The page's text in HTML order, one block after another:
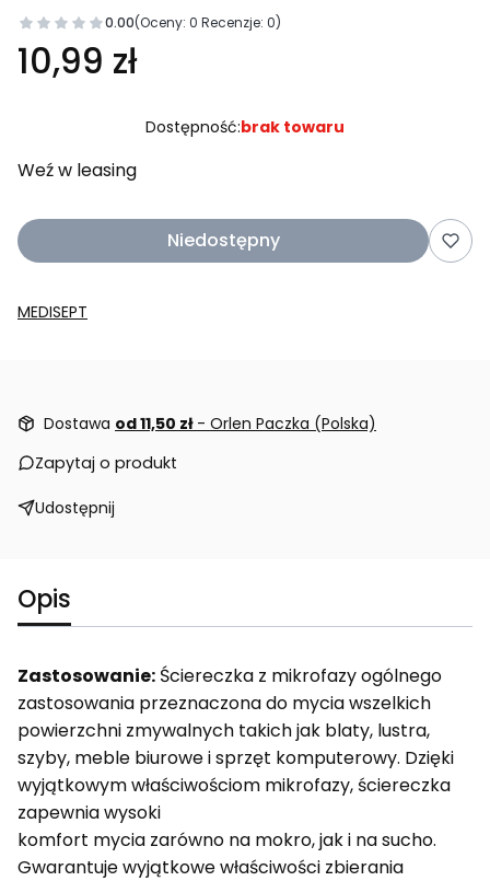
0.00(Oceny: 0 Recenzje: 0)
10,99 zł
Dostępność:brak towaru
Weź w leasing
Niedostępny
MEDISEPT
Dostawa od 11,50 zł - Orlen Paczka (Polska)
Zapytaj o produkt
Udostępnij
Opis
Zastosowanie: Ściereczka z mikrofazy ogólnego
zastosowania przeznaczona do mycia wszelkich
powierzchni zmywalnych takich jak blaty, lustra,
szyby, meble biurowe i sprzęt komputerowy. Dzięki
wyjątkowym właściwościom mikrofazy, ściereczka
zapewnia wysoki
komfort mycia zarówno na mokro, jak i na sucho.
Gwarantuje wyjątkowe właściwości zbierania